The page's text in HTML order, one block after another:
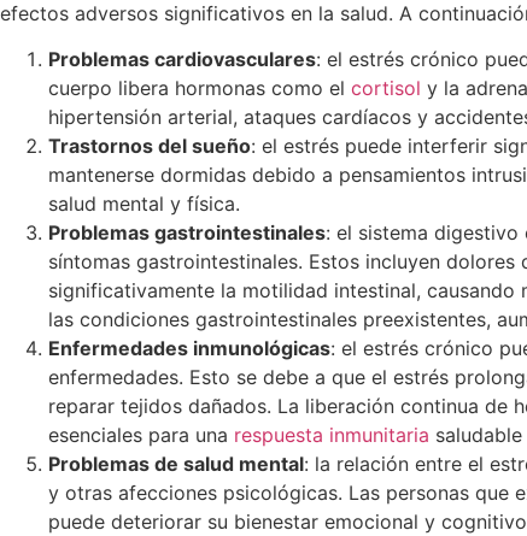
efectos adversos significativos en la salud. A
Problemas cardiovasculares: el estrés crónico
cuerpo libera hormonas como el cortisol y la
hipertensión arterial, ataques cardíacos y
Trastornos del sueño: el estrés puede interferir
mantenerse dormidas debido a pensamientos
salud mental y física.
Problemas gastrointestinales: el sistema digestivo
síntomas gastrointestinales. Estos incluyen
significativamente la motilidad intestinal,
las condiciones gastrointestinales preexistentes,
Enfermedades inmunológicas: el estrés crónico
enfermedades. Esto se debe a que el estrés
reparar tejidos dañados. La liberación continua de
esenciales para una respuesta inmunitaria
Problemas de salud mental: la relación entre el
y otras afecciones psicológicas. Las personas que
puede deteriorar su bienestar emocional y